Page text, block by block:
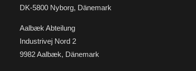
DK-5800 Nyborg, Dänemark
Aalbæk Abteilung
Industrivej Nord 2
9982 Aalbæk, Dänemark